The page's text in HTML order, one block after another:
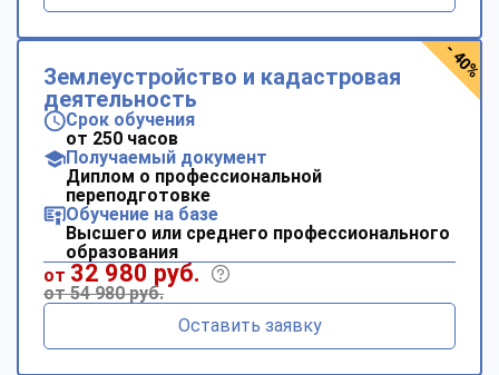
Землеустройство и кадастровая
деятельность
Срок обучения
от 250 часов
Получаемый документ
Диплом о профессиональной
переподготовке
Обучение на базе
Высшего или среднего профессионального
образования
от 32 980 руб.
от 54 980 руб.
Оставить заявку
- 40%